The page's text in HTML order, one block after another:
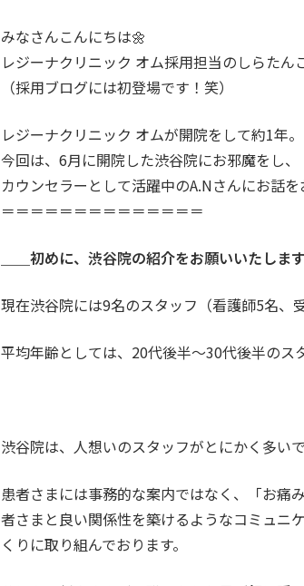
みなさんこんにちは🌼
レジーナクリニック オム採用担当のしらた
（採用ブログには初登場です！笑）
レジーナクリニック オムが開院をして約1年。
今回は、6月に開院した渋谷院にお邪魔をし、
カウンセラーとして活躍中のA.Nさんにお話
＝＝＝＝＝＝＝＝＝＝＝＝＝＝
＿＿初めに、渋谷院の紹介をお願いいたしま
現在渋谷院には9名のスタッフ（看護師5名、
平均年齢としては、20代後半〜30代後半のス
渋谷院は、人想いのスタッフがとにかく多い
患者さまには事務的な案内ではなく、「お痛
者さまと良い関係性を築けるようなコミュニ
くりに取り組んでおります。